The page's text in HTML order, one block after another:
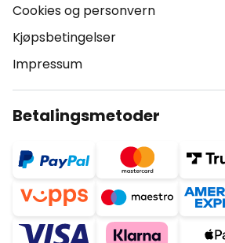
Cookies og personvern
Kjøpsbetingelser
Impressum
Betalingsmetoder